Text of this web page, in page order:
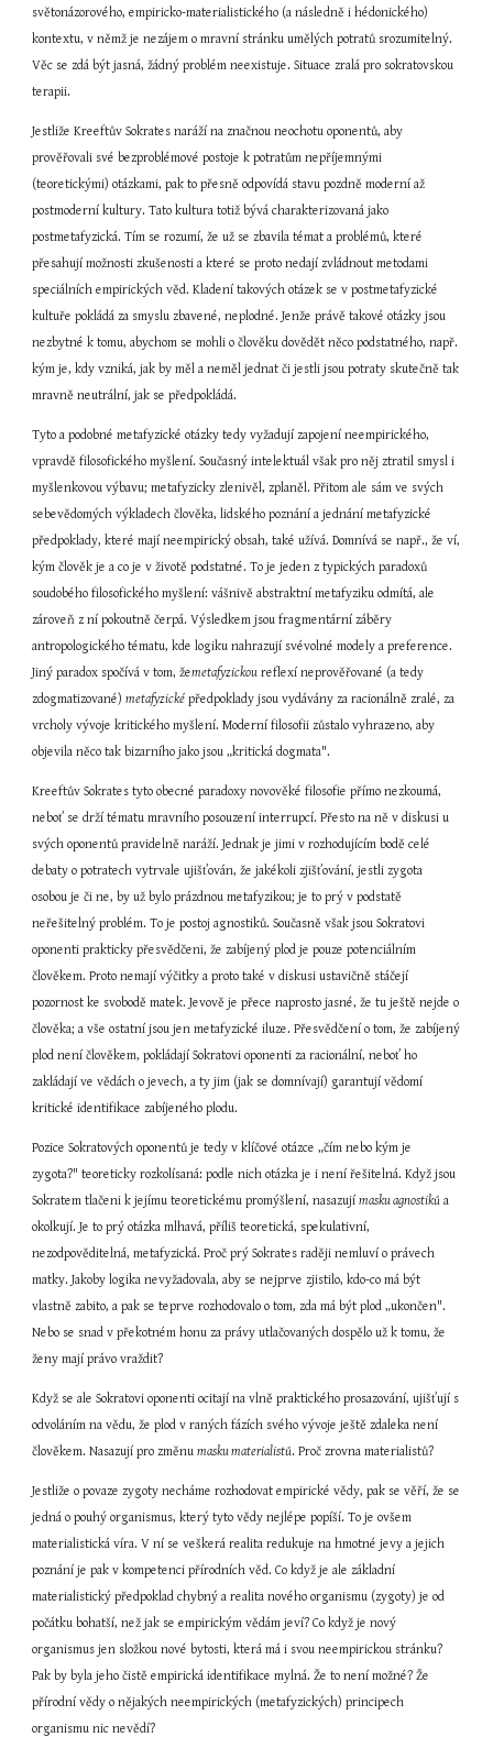
světonázorového, empiricko-materialistického (a následně i hédonického)
kontextu, v němž je nezájem o mravní stránku umělých potratů srozumitelný.
Věc se zdá být jasná, žádný problém neexistuje. Situace zralá pro sokratovskou
terapii.
Jestliže Kreeftův Sokrates naráží na značnou neochotu oponentů, aby
prověřovali své bezproblémové postoje k potratům nepříjemnými
(teoretickými) otázkami, pak to přesně odpovídá stavu pozdně moderní až
postmoderní kultury. Tato kultura totiž bývá charakterizovaná jako
postmetafyzická. Tím se rozumí, že už se zbavila témat a problémů, které
přesahují možnosti zkušenosti a které se proto nedají zvládnout metodami
speciálních empirických věd. Kladení takových otázek se v postmetafyzické
kultuře pokládá za smyslu zbavené, neplodné. Jenže právě takové otázky jsou
nezbytné k tomu, abychom se mohli o člověku dovědět něco podstatného, např.
kým je, kdy vzniká, jak by měl a neměl jednat či jestli jsou potraty skutečně tak
mravně neutrální, jak se předpokládá.
Tyto a podobné metafyzické otázky tedy vyžadují zapojení neempirického,
vpravdě filosofického myšlení. Současný intelektuál však pro něj ztratil smysl i
myšlenkovou výbavu; metafyzicky zlenivěl, zplaněl. Přitom ale sám ve svých
sebevědomých výkladech člověka, lidského poznání a jednání metafyzické
předpoklady, které mají neempirický obsah, také užívá. Domnívá se např., že ví,
kým člověk je a co je v životě podstatné. To je jeden z typických paradoxů
soudobého filosofického myšlení: vášnivě abstraktní metafyziku odmítá, ale
zároveň z ní pokoutně čerpá. Výsledkem jsou fragmentární záběry
antropologického tématu, kde logiku nahrazují svévolné modely a preference.
Jiný paradox spočívá v tom, žemetafyzickou reflexí neprověřované (a tedy
zdogmatizované) metafyzické předpoklady jsou vydávány za racionálně zralé, za
vrcholy vývoje kritického myšlení. Moderní filosofii zůstalo vyhrazeno, aby
objevila něco tak bizarního jako jsou „kritická dogmata".
Kreeftův Sokrates tyto obecné paradoxy novověké filosofie přímo nezkoumá,
neboť se drží tématu mravního posouzení interrupcí. Přesto na ně v diskusi u
svých oponentů pravidelně naráží. Jednak je jimi v rozhodujícím bodě celé
debaty o potratech vytrvale ujišťován, že jakékoli zjišťování, jestli zygota
osobou je či ne, by už bylo prázdnou metafyzikou; je to prý v podstatě
neřešitelný problém. To je postoj agnostiků. Současně však jsou Sokratovi
oponenti prakticky přesvědčeni, že zabíjený plod je pouze potenciálním
člověkem. Proto nemají výčitky a proto také v diskusi ustavičně stáčejí
pozornost ke svobodě matek. Jevově je přece naprosto jasné, že tu ještě nejde o
člověka; a vše ostatní jsou jen metafyzické iluze. Přesvědčení o tom, že zabíjený
plod není člověkem, pokládají Sokratovi oponenti za racionální, neboť ho
zakládají ve vědách o jevech, a ty jim (jak se domnívají) garantují vědomí
kritické identifikace zabíjeného plodu.
Pozice Sokratových oponentů je tedy v klíčové otázce „čím nebo kým je
zygota?" teoreticky rozkolísaná: podle nich otázka je i není řešitelná. Když jsou
Sokratem tlačeni k jejímu teoretickému promýšlení, nasazují masku agnostiků a
okolkují. Je to prý otázka mlhavá, příliš teoretická, spekulativní,
nezodpověditelná, metafyzická. Proč prý Sokrates raději nemluví o právech
matky. Jakoby logika nevyžadovala, aby se nejprve zjistilo, kdo-co má být
vlastně zabito, a pak se teprve rozhodovalo o tom, zda má být plod „ukončen".
Nebo se snad v překotném honu za právy utlačovaných dospělo už k tomu, že
ženy mají právo vraždit?
Když se ale Sokratovi oponenti ocitají na vlně praktického prosazování, ujišťují s
odvoláním na vědu, že plod v raných fázích svého vývoje ještě zdaleka není
člověkem. Nasazují pro změnu masku materialistů. Proč zrovna materialistů?
Jestliže o povaze zygoty necháme rozhodovat empirické vědy, pak se věří, že se
jedná o pouhý organismus, který tyto vědy nejlépe popíší. To je ovšem
materialistická víra. V ní se veškerá realita redukuje na hmotné jevy a jejich
poznání je pak v kompetenci přírodních věd. Co když je ale základní
materialistický předpoklad chybný a realita nového organismu (zygoty) je od
počátku bohatší, než jak se empirickým vědám jeví? Co když je nový
organismus jen složkou nové bytosti, která má i svou neempirickou stránku?
Pak by byla jeho čistě empirická identifikace mylná. Že to není možné? Že
přírodní vědy o nějakých neempirických (metafyzických) principech
organismu nic nevědí?